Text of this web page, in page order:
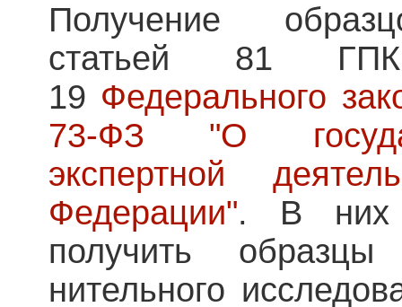
Получение
статьей 81
19 Федерального
73-ФЗ "О
экспертной
Федерации". В них
получить
нительного